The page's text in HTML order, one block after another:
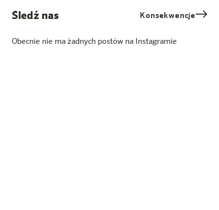
Śledź nas Konsekwencje
Obecnie nie ma żadnych postów na Instagramie